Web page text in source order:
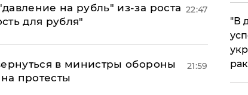
на рубль" из-за роста
для рубля"
22:47
в министры обороны
протесты
21:59
​"В